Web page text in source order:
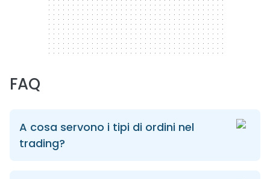
FAQ
A cosa servono i tipi di ordini nel
trading?